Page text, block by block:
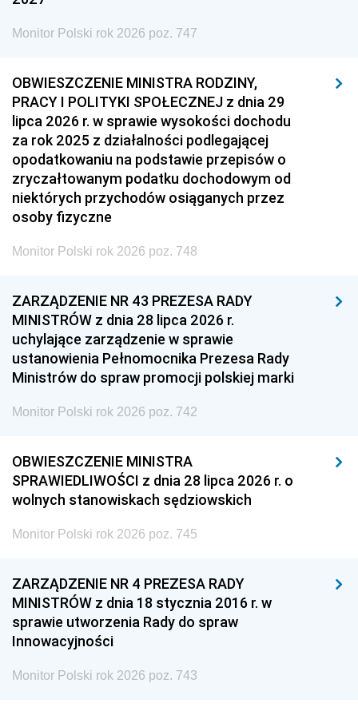
Monitor Polski rok 2026 poz. 747
OBWIESZCZENIE MINISTRA RODZINY,
PRACY I POLITYKI SPOŁECZNEJ z dnia 29
lipca 2026 r. w sprawie wysokości dochodu
za rok 2025 z działalności podlegającej
opodatkowaniu na podstawie przepisów o
zryczałtowanym podatku dochodowym od
niektórych przychodów osiąganych przez
osoby fizyczne
Monitor Polski rok 2026 poz. 748
ZARZĄDZENIE NR 43 PREZESA RADY
MINISTRÓW z dnia 28 lipca 2026 r.
uchylające zarządzenie w sprawie
ustanowienia Pełnomocnika Prezesa Rady
Ministrów do spraw promocji polskiej marki
Monitor Polski rok 2026 poz. 742
OBWIESZCZENIE MINISTRA
SPRAWIEDLIWOŚCI z dnia 28 lipca 2026 r. o
wolnych stanowiskach sędziowskich
Monitor Polski rok 2026 poz. 745
ZARZĄDZENIE NR 4 PREZESA RADY
MINISTRÓW z dnia 18 stycznia 2016 r. w
sprawie utworzenia Rady do spraw
Innowacyjności
Monitor Polski rok 2026 poz. 743